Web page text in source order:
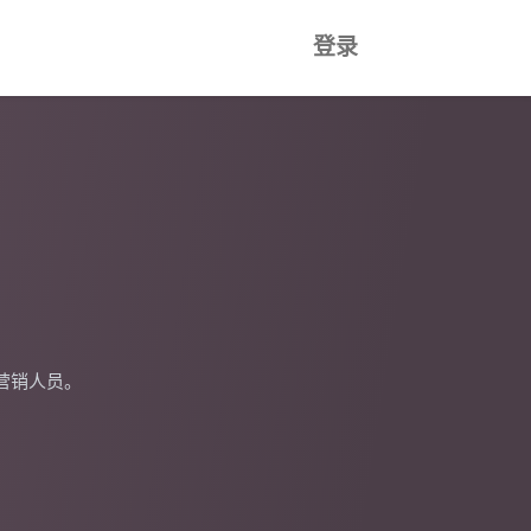
登录
人员。